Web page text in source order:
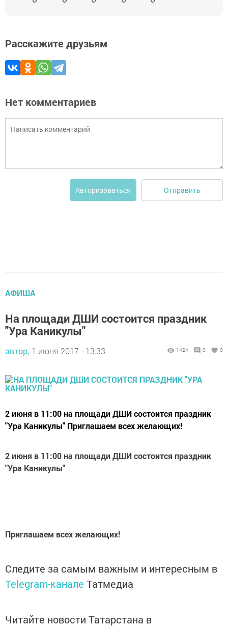
Расскажите друзьям
Нет комментариев
Авторизоваться Отправить
АФИША
На площади ДШИ состоится праздник
"Ура Каникулы"
автор, 1 июня 2017 - 13:33 1424 0 0
2 июня в 11:00 на площади ДШИ состоится праздник
"Ура Каникулы" Приглашаем всех желающих!
2 июня в 11:00 на площади ДШИ состоится праздник
"Ура Каникулы"
Приглашаем всех желающих!
Следите за самым важным и интересным в
Telegram-канале Татмедиа
Читайте новости Татарстана в